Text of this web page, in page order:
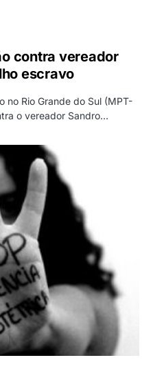
contra vereador
escravo
no Rio Grande do Sul (MPT-
o vereador Sandro…